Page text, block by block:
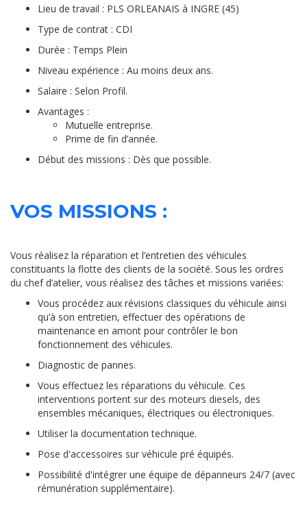
Lieu de travail : PLS ORLEANAIS à INGRE (45)
Type de contrat : CDI
Durée : Temps Plein
Niveau expérience : Au moins deux ans.
Salaire : Selon Profil.
Avantages :
Mutuelle entreprise.
Prime de fin d’année.
Début des missions : Dès que possible.
VOS MISSIONS :
Vous réalisez la réparation et l’entretien des véhicules
constituants la flotte des clients de la société. Sous les ordres
du chef d’atelier, vous réalisez des tâches et missions variées:
Vous procédez aux révisions classiques du véhicule ainsi
qu’à son entretien, effectuer des opérations de
maintenance en amont pour contrôler le bon
fonctionnement des véhicules.
Diagnostic de pannes.
Vous effectuez les réparations du véhicule. Ces
interventions portent sur des moteurs diesels, des
ensembles mécaniques, électriques ou électroniques.
Utiliser la documentation technique.
Pose d'accessoires sur véhicule pré équipés.
Possibilité d'intégrer une équipe de dépanneurs 24/7 (avec
rémunération supplémentaire).